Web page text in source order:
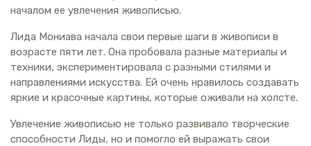
началом ее увлечения живописью.
Лида Мониава начала свои первые шаги в живописи в
возрасте пяти лет. Она пробовала разные материалы и
техники, экспериментировала с разными стилями и
направлениями искусства. Ей очень нравилось создавать
яркие и красочные картины, которые оживали на холсте.
Увлечение живописью не только развивало творческие
способности Лиды, но и помогло ей выражать свои